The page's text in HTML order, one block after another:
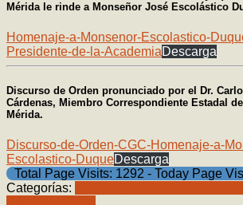
Mérida le rinde a Monseñor José Escolástico
Homenaje-a-Monsenor-Escolastico-
Presidente-de-la-AcademiaDescarga
Discurso de Orden pronunciado por el Dr.
Cárdenas, Miembro Correspondiente Estadal
Mérida.
Discurso-de-Orden-CGC-Homenaje-a-
Escolastico-DuqueDescarga
Total Page Visits: 1292 - Today Page
Categorías: